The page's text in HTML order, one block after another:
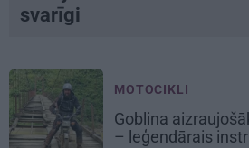
svarīgi
MOTOCIKLI
Goblina
– leģendārais